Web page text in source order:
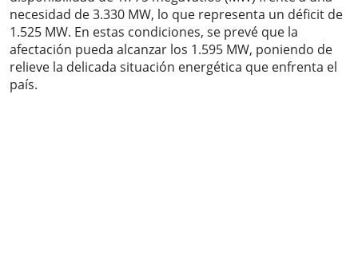
necesidad de 3.330 MW, lo que representa un déficit de
1.525 MW. En estas condiciones, se prevé que la
afectación pueda alcanzar los 1.595 MW, poniendo de
relieve la delicada situación energética que enfrenta el
país.